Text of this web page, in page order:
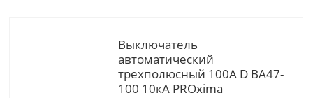
Выключатель
автоматический
трехполюсный 100А D ВА47-
100 10кА PROxima